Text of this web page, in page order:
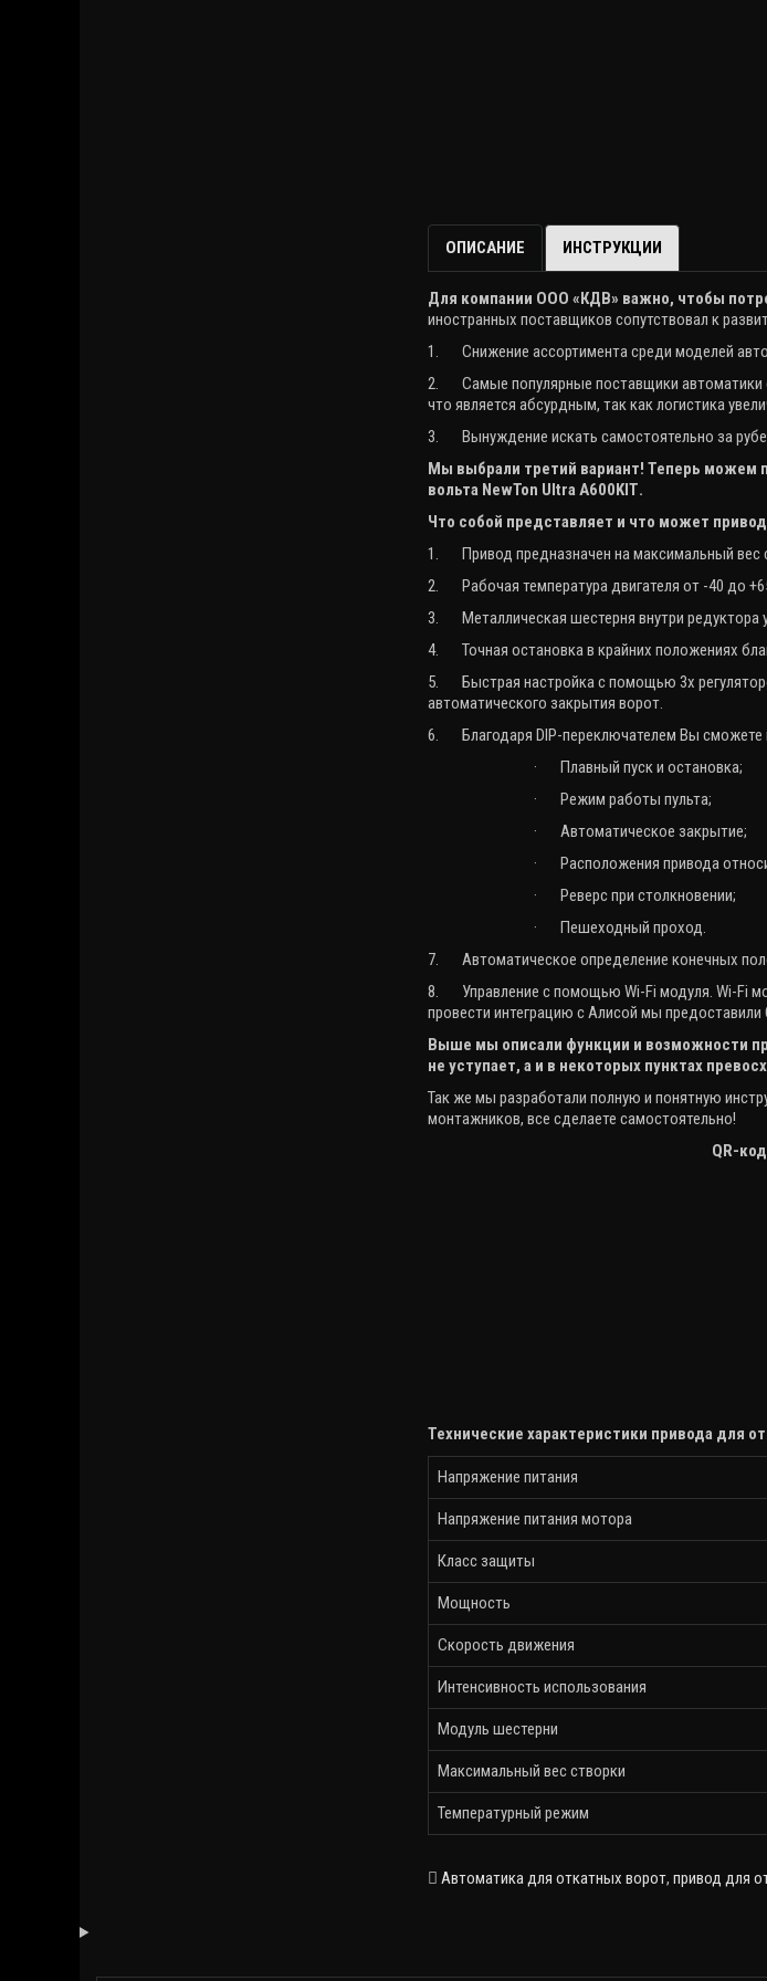
ОПИСАНИЕ ИНСТРУКЦИИ
Для компании ООО «КДВ» важно, чтобы
иностранных поставщиков сопутствовал к
1.
Снижение ассортимента среди моделей
2.
Самые популярные поставщики автоматики
что является абсурдным, так как логистика
3.
Вынуждение искать самостоятельно за
Мы выбрали третий вариант! Теперь можем
вольта NewTon UltraA600KIT.
Что собой представляет и что может
1.
Привод предназначен на максимальный вес
2.
Рабочая температура двигателя от -40 до
3.
Металлическая шестерня внутри редуктора
4.
Точная остановка в крайних положениях
5.
Быстрая настройка с помощью 3х
автоматического закрытия ворот.
6.
Благодаря DIP-переключателем Вы
·
Плавный пуск и остановка;
·
Режим работы пульта;
·
Автоматическое закрытие;
·
Расположения привода
·
Реверс при столкновении;
·
Пешеходный проход.
7.
Автоматическое определение конечных
8.
Управление с помощью Wi-Fi модуля. Wi-Fi
провести интеграцию с Алисой мы
Выше мы описали функции и возможности
не уступает, а и в некоторых пунктах
Так же мы разработали полную и понятную
монтажников, все сделаете самостоятельно!
QR-
Технические характеристики привода для
Напряжение питания
Напряжение питания мотора
Класс защиты
Мощность
Скорость движения
Интенсивность использования
Модуль шестерни
Максимальный вес створки
Температурный режим
Автоматика для откатных ворот, привод для